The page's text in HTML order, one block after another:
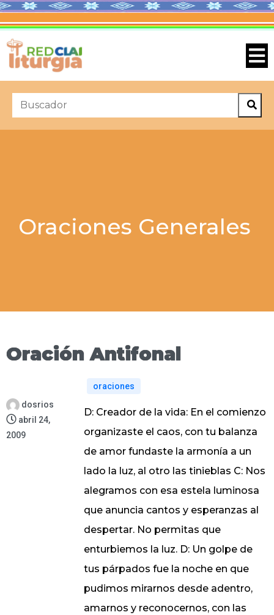
Oraciones Generales
Oración Antifonal
dosrios
abril 24,
2009
oraciones
D: Creador de la vida: En el comienzo
organizaste el caos, con tu balanza
de amor fundaste la armonía a un
lado la luz, al otro las tinieblas C: Nos
alegramos con esa estela luminosa
que anuncia cantos y esperanzas al
despertar. No permitas que
enturbiemos la luz. D: Un golpe de
tus párpados fue la noche en que
pudimos mirarnos desde adentro,
amarnos y reconocernos, con las